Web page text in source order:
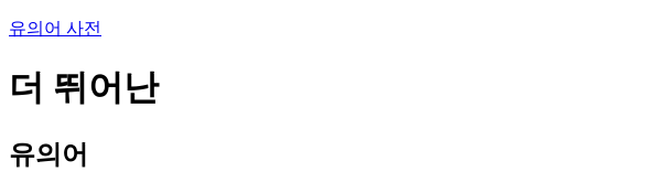
유의어 사전
더 뛰어난
유의어